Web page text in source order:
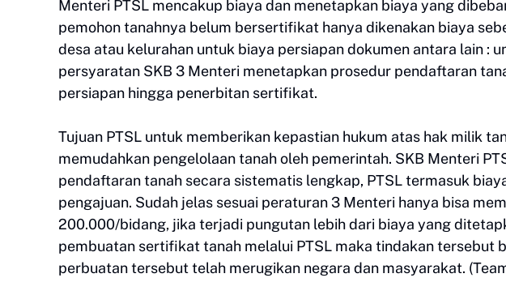
Menteri PTSL mencakup biaya dan menetapkan biaya yang
pemohon tanahnya belum bersertifikat hanya dikenakan biaya
desa atau kelurahan untuk biaya persiapan dokumen antara lain :
persyaratan SKB 3 Menteri menetapkan prosedur pendaftaran
persiapan hingga penerbitan sertifikat.
Tujuan PTSL untuk memberikan kepastian hukum atas hak milik
memudahkan pengelolaan tanah oleh pemerintah. SKB Menteri
pendaftaran tanah secara sistematis lengkap, PTSL termasuk
pengajuan. Sudah jelas sesuai peraturan 3 Menteri hanya bisa
200.000/bidang, jika terjadi pungutan lebih dari biaya yang
pembuatan sertifikat tanah melalui PTSL maka tindakan tersebut
perbuatan tersebut telah merugikan negara dan masyarakat.